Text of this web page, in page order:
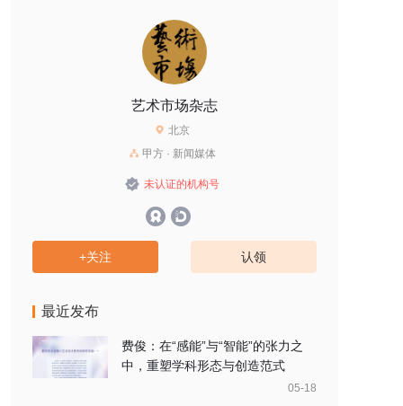
艺术市场杂志
北京
甲方 · 新闻媒体
未认证的机构号
+关注 认领
最近发布
费俊：在“感能”与“智能”的张力之
中，重塑学科形态与创造范式
05-18